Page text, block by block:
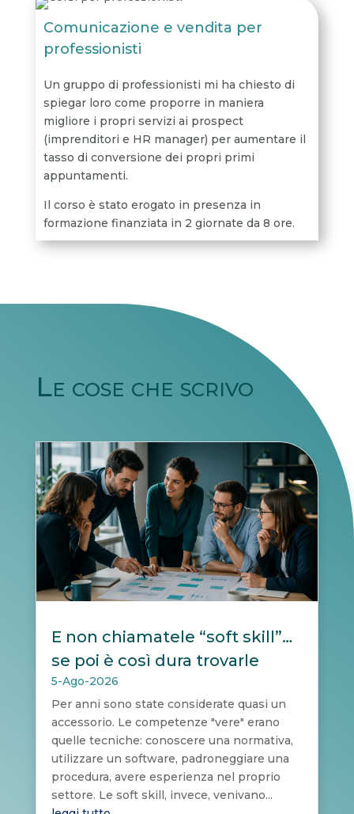
Comunicazione e vendita per
professionisti
Un gruppo di professionisti mi ha chiesto di
spiegar loro come proporre in maniera
migliore i propri servizi ai prospect
(imprenditori e HR manager) per aumentare il
tasso di conversione dei propri primi
appuntamenti.
Il corso è stato erogato in presenza in
formazione finanziata in 2 giornate da 8 ore.
Le cose che scrivo
E non chiamatele “soft skill”…
se poi è così dura trovarle
5-Ago-2026
Per anni sono state considerate quasi un
accessorio. Le competenze "vere" erano
quelle tecniche: conoscere una normativa,
utilizzare un software, padroneggiare una
procedura, avere esperienza nel proprio
settore. Le soft skill, invece, venivano...